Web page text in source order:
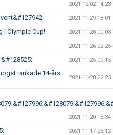
2021-12-02 14:23
2021-11-29 18:01
i Olympic Cup! 2021-11-28 00:03
2021-11-26 22:25
2021-11-25 00:15
rankade 14-års
2021-11-20 22:25
2021-11-20 18:34
2021-11-17 23:12